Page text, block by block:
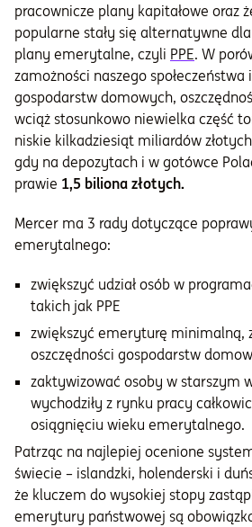
pracownicze plany kapitałowe oraz
popularne stały się alternatywne dla
plany emerytalne, czyli PPE. W
zamożności naszego społeczeństwa
gospodarstw domowych,
wciąż stosunkowo niewielka część
niskie kilkadziesiąt miliardów
gdy na depozytach i w gotówce
prawie 1,5 biliona złotych.
Mercer ma 3 rady dotyczące
emerytalnego:
zwiększyć udział osób w
takich jak PPE
zwiększyć emeryturę minimalną,
oszczędności gospodarstw
zaktywizować osoby w starszym
wychodziły z rynku pracy
osiągnięciu wieku emerytalnego.
Patrząc na najlepiej ocenione
świecie – islandzki, holenderski i
że kluczem do wysokiej stopy
emerytury państwowej są